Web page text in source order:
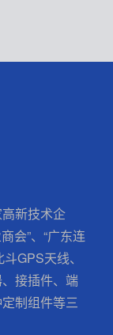
新技术企
会”、“广东连
GPS天线、
接插件、端
制组件等三